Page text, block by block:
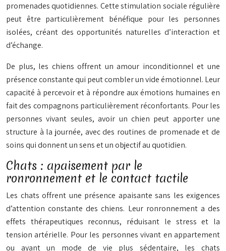
promenades quotidiennes. Cette stimulation sociale régulière
peut être particulièrement bénéfique pour les personnes
isolées, créant des opportunités naturelles d’interaction et
d’échange.
De plus, les chiens offrent un amour inconditionnel et une
présence constante qui peut combler un vide émotionnel. Leur
capacité à percevoir et à répondre aux émotions humaines en
fait des compagnons particulièrement réconfortants. Pour les
personnes vivant seules, avoir un chien peut apporter une
structure à la journée, avec des routines de promenade et de
soins qui donnent un sens et un objectif au quotidien.
Chats : apaisement par le
ronronnement et le contact tactile
Les chats offrent une présence apaisante sans les exigences
d’attention constante des chiens. Leur ronronnement a des
effets thérapeutiques reconnus, réduisant le stress et la
tension artérielle. Pour les personnes vivant en appartement
ou ayant un mode de vie plus sédentaire, les chats